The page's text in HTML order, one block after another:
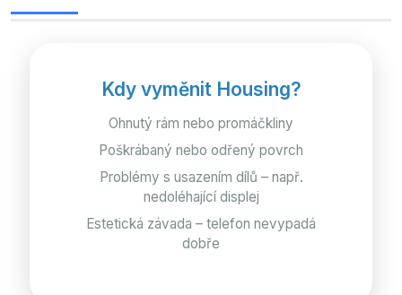
Kdy vyměnit Housing?
Ohnutý rám nebo promáčkliny
Poškrábaný nebo odřený povrch
Problémy s usazením dílů – např.
nedoléhající displej
Estetická závada – telefon nevypadá
dobře